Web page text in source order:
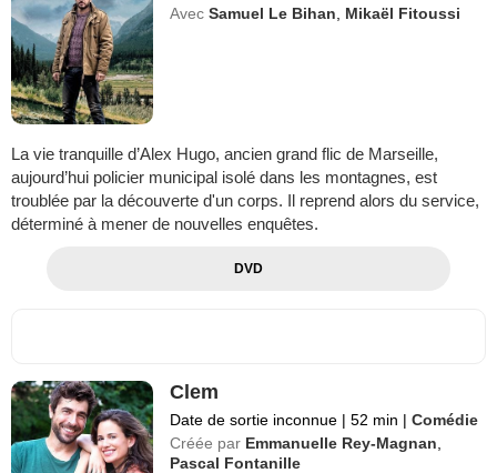
Avec Samuel Le Bihan Mikaël Fitoussi
La vie tranquille d’Alex Hugo, ancien grand flic de Marseille,
aujourd’hui policier municipal isolé dans les montagnes, est
troublée par la découverte d'un corps. Il reprend alors du service,
déterminé à mener de nouvelles enquêtes.
DVD
Clem
Date de sortie inconnue | 52 min | Comédie
Créée par Emmanuelle Rey-Magnan
Pascal Fontanille